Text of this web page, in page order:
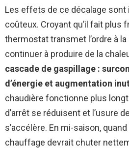
Les effets de ce décalage
coûteux. Croyant qu’il fait plus
thermostat transmet l’ordre à
continuer à produire de la
cascade de gaspillage :
d’énergie et augmentation
chaudière fonctionne plus
d’arrêt se réduisent et l’usure
s’accélère. En mi-saison,
chauffage devrait chuter